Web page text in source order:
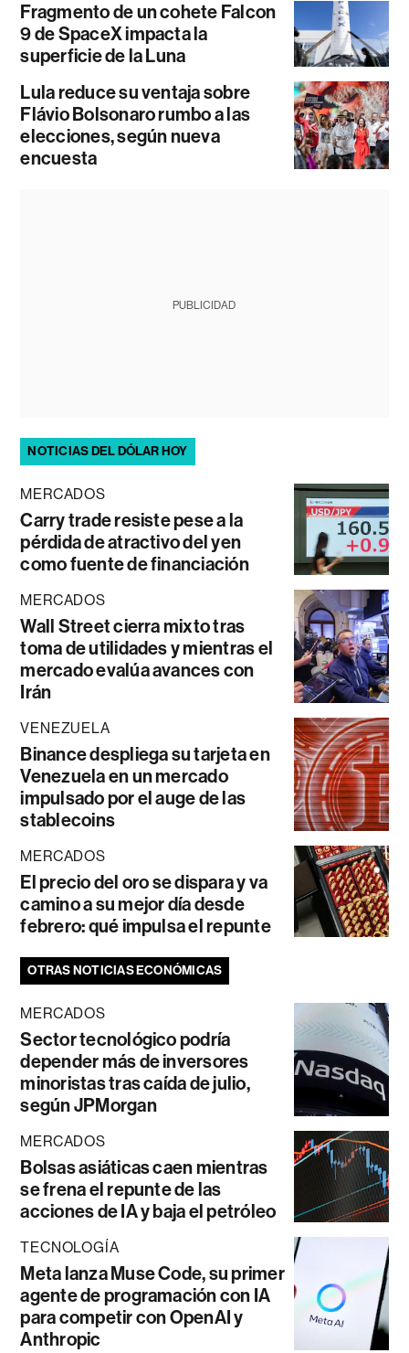
Fragmento de un cohete Falcon
9 de SpaceX impacta la
superficie de la Luna
Lula reduce su ventaja sobre
Flávio Bolsonaro rumbo a las
elecciones, según nueva
encuesta
PUBLICIDAD
NOTICIAS DEL DÓLAR HOY
MERCADOS
Carry trade resiste pese a la
pérdida de atractivo del yen
como fuente de financiación
MERCADOS
Wall Street cierra mixto tras
toma de utilidades y mientras el
mercado evalúa avances con
Irán
VENEZUELA
Binance despliega su tarjeta en
Venezuela en un mercado
impulsado por el auge de las
stablecoins
MERCADOS
El precio del oro se dispara y va
camino a su mejor día desde
febrero: qué impulsa el repunte
OTRAS NOTICIAS ECONÓMICAS
MERCADOS
Sector tecnológico podría
depender más de inversores
minoristas tras caída de julio,
según JPMorgan
MERCADOS
Bolsas asiáticas caen mientras
se frena el repunte de las
acciones de IA y baja el petróleo
TECNOLOGÍA
Meta lanza Muse Code, su primer
agente de programación con IA
para competir con OpenAI y
Anthropic